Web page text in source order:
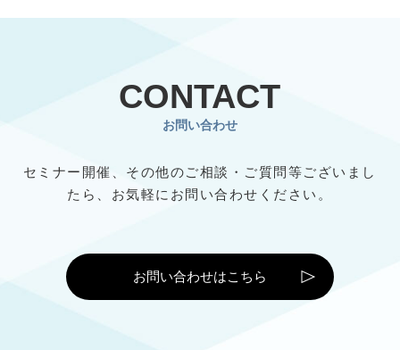
CONTACT
お問い合わせ
セミナー開催、その他のご相談・ご質問等ございまし
たら、 お気軽にお問い合わせください。
お問い合わせはこちら